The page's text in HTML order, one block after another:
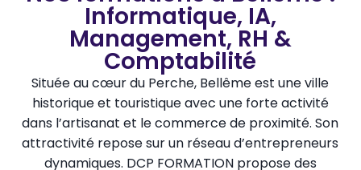
Informatique, IA,
Management, RH &
Comptabilité
Située au cœur du Perche, Bellême est une ville
historique et touristique avec une forte activité
dans l’artisanat et le commerce de proximité. Son
attractivité repose sur un réseau d’entrepreneurs
dynamiques. DCP FORMATION propose des